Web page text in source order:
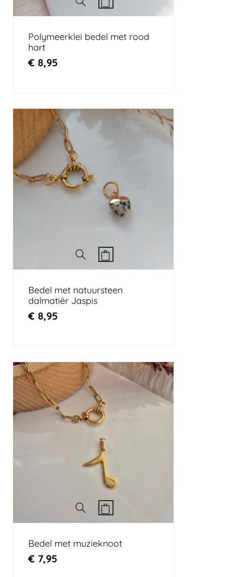
Polymeerklei bedel met rood
hart
€ 8,95
Bedel met natuursteen
dalmatiër Jaspis
€ 8,95
Bedel met muzieknoot
€ 7,95